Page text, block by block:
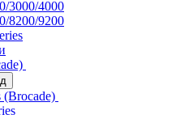
3000/4000
8200/9200
(Brocade)